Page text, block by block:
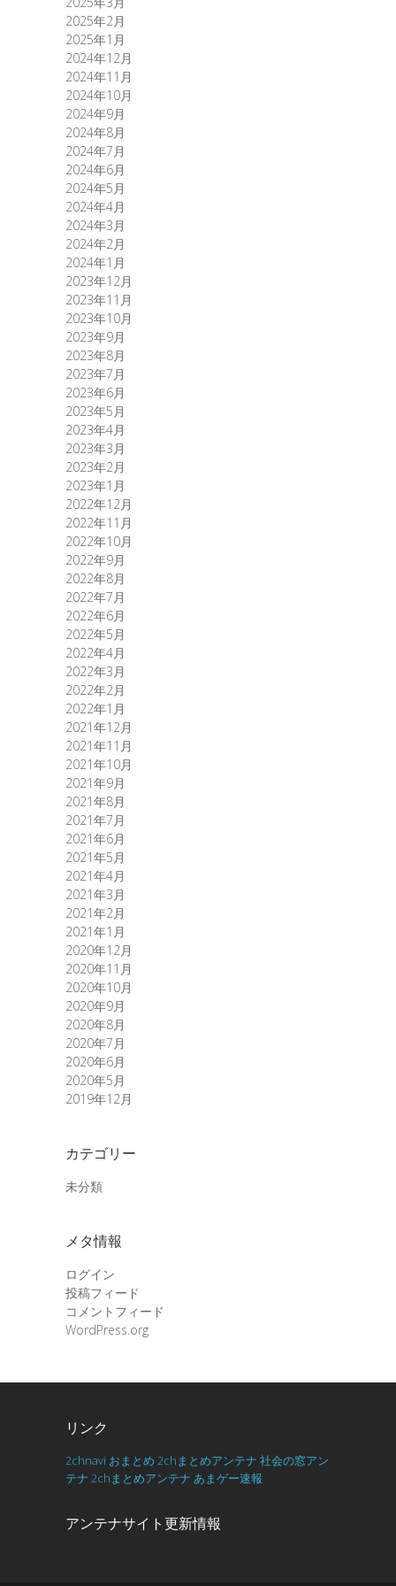
2025年2月
2025年1月
2024年12月
2024年11月
2024年10月
2024年9月
2024年8月
2024年7月
2024年6月
2024年5月
2024年4月
2024年3月
2024年2月
2024年1月
2023年12月
2023年11月
2023年10月
2023年9月
2023年8月
2023年7月
2023年6月
2023年5月
2023年4月
2023年3月
2023年2月
2023年1月
2022年12月
2022年11月
2022年10月
2022年9月
2022年8月
2022年7月
2022年6月
2022年5月
2022年4月
2022年3月
2022年2月
2022年1月
2021年12月
2021年11月
2021年10月
2021年9月
2021年8月
2021年7月
2021年6月
2021年5月
2021年4月
2021年3月
2021年2月
2021年1月
2020年12月
2020年11月
2020年10月
2020年9月
2020年8月
2020年7月
2020年6月
2020年5月
2019年12月
カテゴリー
未分類
メタ情報
ログイン
投稿フィード
コメントフィード
WordPress.org
リンク
2chnavi おまとめ 2chまとめアンテナ 社会の窓アン
テナ 2chまとめアンテナ あまゲー速報
アンテナサイト更新情報